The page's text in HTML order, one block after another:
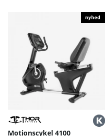
Motionscykel 4100